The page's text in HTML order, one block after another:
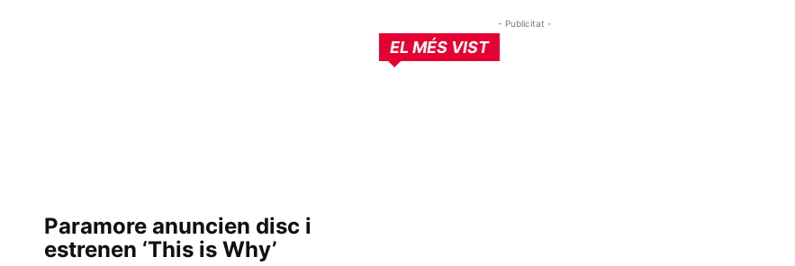
Paramore anuncien disc i
estrenen ‘This is Why’
- Publicitat -
EL MÉS VIST